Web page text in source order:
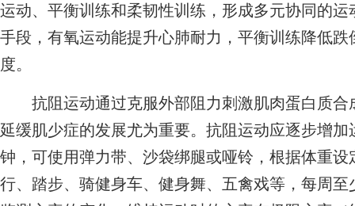
运动、平衡训练和柔韧性训练，形成多元协同的
手段，有氧运动能提升心肺耐力，平衡训练降低
度。
抗阻运动通过克服外部阻力刺激肌肉蛋白质合
延缓肌少症的发展尤为重要。抗阻运动应逐步增
钟，可使用弹力带、沙袋绑腿或哑铃，根据体重
行、踏步、骑健身车、健身舞、五禽戏等，每周